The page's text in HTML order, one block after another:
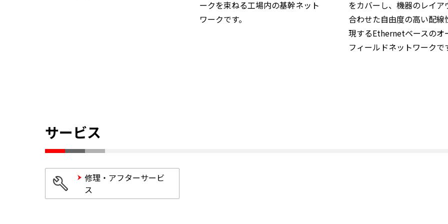
ークを束ねる工場内の基幹ネット
ワークです。
をカバーし、機器のレイア
合わせた自由度の高い配線
現するEthernetベースのオ
フィールドネットワークで
サービス
修理・アフターサービ
ス